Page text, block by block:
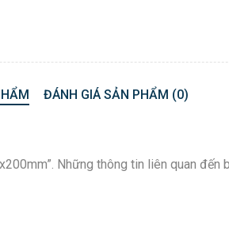
ĐÁNH GIÁ SẢN PHẨM (0)
Những thông tin liên quan